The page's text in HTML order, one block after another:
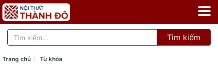
Tìm kiếm
Trang chủ Từ khóa